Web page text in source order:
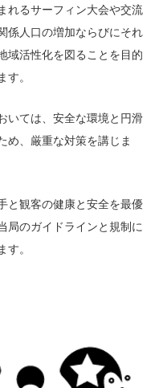
れるサーフィン大会や交流
係人口の増加ならびにそれ
域活性化を図ることを目的
。
いては、安全な環境と円滑
め、厳重な対策を講じま
と観客の健康と安全を最優
局のガイドラインと規制に
。